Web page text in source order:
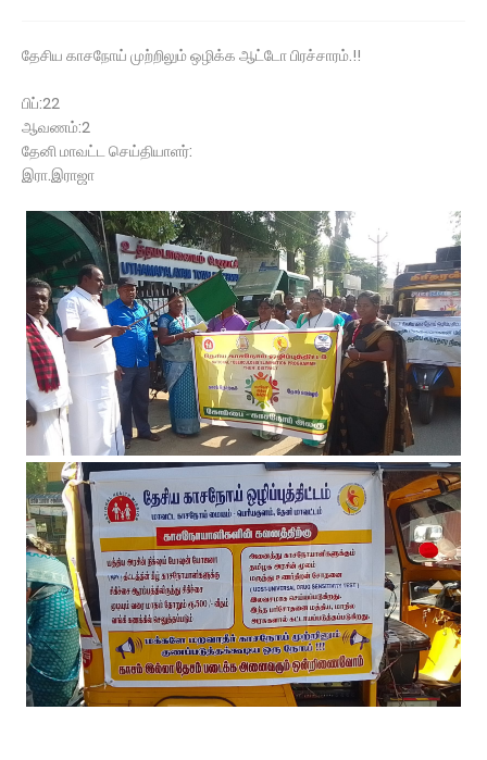
தேசிய காசநோய் முற்றிலும் ஒழிக்க ஆட்டோ பிரச்சாரம்.!!
பிப்:22
ஆவணம்:2
தேனி மாவட்ட செய்தியாளர்:
இரா.இராஜா